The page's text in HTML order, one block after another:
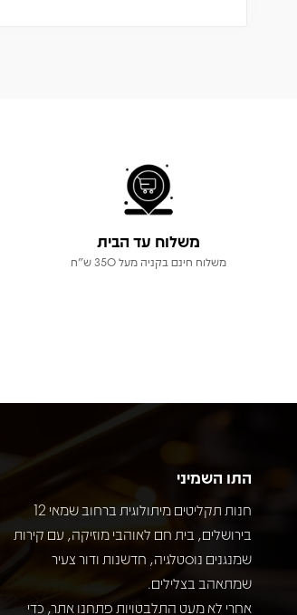
משלוח עד הבית
משלוח חינם בקניה מעל 350 ש"ח
התו השמיני
חנות תקליטים מיתולוגית ברחוב שמאי 12
בירושלים, בית חם לאוהבי מוזיקה, עם קירות
שמנגנים נוסטלגיה, חדשנות ודור צעיר
שמתאהב בצלילים.
אחרי לא מעט התלבטויות פתחנו אתר, כדי